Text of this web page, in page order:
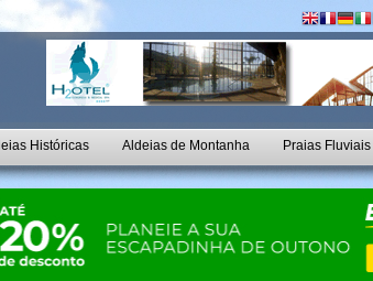
Históricas Aldeias de Montanha Praias Fluviais